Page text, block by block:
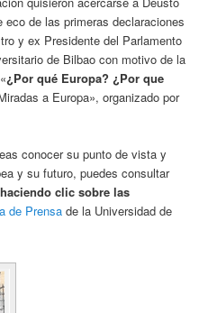
de las primeras declaraciones
y ex Presidente del Parlamento
de Bilbao con motivo de la
¿Por qué Europa? ¿Por que
a Europa», organizado por
conocer su punto de vista y
y su futuro, puedes consultar
haciendo clic sobre las
de Prensa de la Universidad de